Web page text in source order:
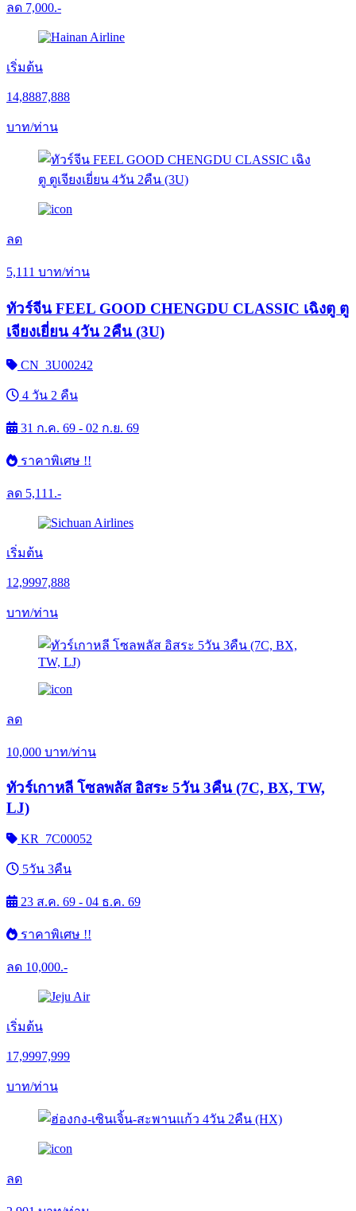
ลด 7,000.-
เริ่มต้น
14,8887,888
บาท/ท่าน
ลด
5,111 บาท/ท่าน
ทัวร์จีน FEEL GOOD CHENGDU CLASSIC เฉิงตู ตู
เจียงเยี่ยน 4วัน 2คืน (3U)
CN_3U00242
4 วัน 2 คืน
31 ก.ค. 69 - 02 ก.ย. 69
ราคาพิเศษ !!
ลด 5,111.-
เริ่มต้น
12,9997,888
บาท/ท่าน
ลด
10,000 บาท/ท่าน
ทัวร์เกาหลี โซลพลัส อิสระ 5วัน 3คืน (7C, BX, TW,
LJ)
KR_7C00052
5วัน 3คืน
23 ส.ค. 69 - 04 ธ.ค. 69
ราคาพิเศษ !!
ลด 10,000.-
เริ่มต้น
17,9997,999
บาท/ท่าน
ลด